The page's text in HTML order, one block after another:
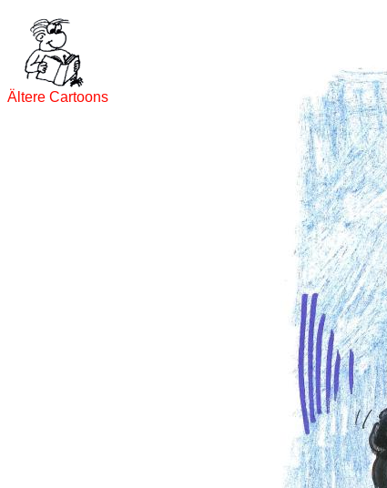
Ältere Cartoons